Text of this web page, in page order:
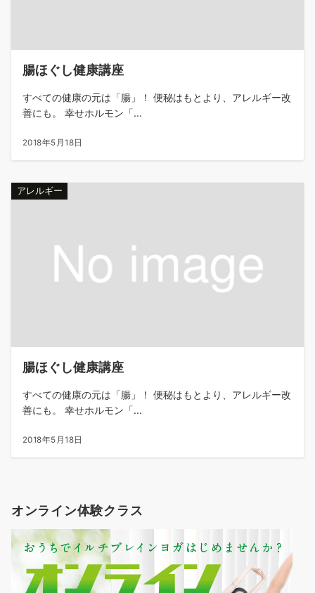
腸ほぐし健康講座
すべての健康の元は「腸」！ 便秘はもとより、アレルギー改
善にも。 幸せホルモン「...
2018年5月18日
アレルギー
腸ほぐし健康講座
すべての健康の元は「腸」！ 便秘はもとより、アレルギー改
善にも。 幸せホルモン「...
2018年5月18日
オンライン体験クラス